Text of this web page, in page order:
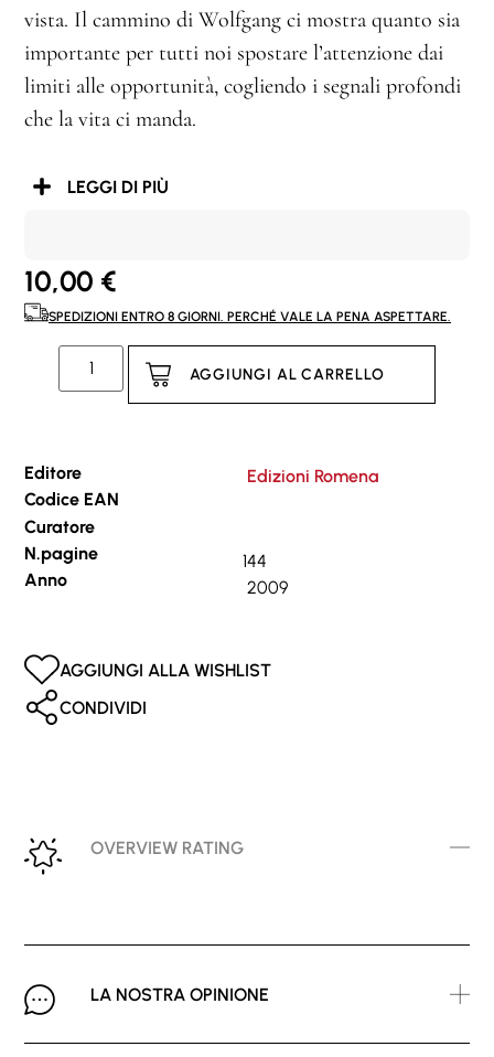
vista. Il cammino di Wolfgang ci mostra quanto sia
importante per tutti noi spostare l’attenzione dai
limiti alle opportunità, cogliendo i segnali profondi
che la vita ci manda.
LEGGI DI PIÙ
10,00 €
SPEDIZIONI ENTRO 8 GIORNI. PERCHÉ VALE LA PENA ASPETTARE.
AGGIUNGI AL CARRELLO
Editore
Edizioni Romena
Codice EAN
Curatore
N.pagine
144
Anno
2009
AGGIUNGI ALLA WISHLIST
CONDIVIDI
OVERVIEW RATING
LA NOSTRA OPINIONE